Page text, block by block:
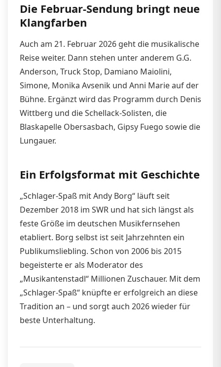
Die Februar-Sendung bringt neue
Klangfarben
Auch am 21. Februar 2026 geht die musikalische
Reise weiter. Dann stehen unter anderem G.G.
Anderson, Truck Stop, Damiano Maiolini,
Simone, Monika Avsenik und Anni Marie auf der
Bühne. Ergänzt wird das Programm durch Denis
Wittberg und die Schellack-Solisten, die
Blaskapelle Obersasbach, Gipsy Fuego sowie die
Lungauer.
Ein Erfolgsformat mit Geschichte
„Schlager-Spaß mit Andy Borg“ läuft seit
Dezember 2018 im SWR und hat sich längst als
feste Größe im deutschen Musikfernsehen
etabliert. Borg selbst ist seit Jahrzehnten ein
Publikumsliebling. Schon von 2006 bis 2015
begeisterte er als Moderator des
„Musikantenstadl“ Millionen Zuschauer. Mit dem
„Schlager-Spaß“ knüpfte er erfolgreich an diese
Tradition an – und sorgt auch 2026 wieder für
beste Unterhaltung.